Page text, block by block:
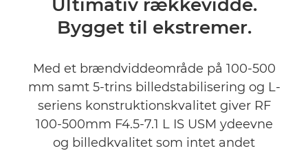
Specifikationer
Galleriet
Anmeldelser
Ultimativ rækkevidde.
Bygget til ekstremer.
Med et brændviddeområde på 100-500
mm samt 5-trins billedstabilisering og L-
seriens konstruktionskvalitet giver RF
100-500mm F4.5-7.1 L IS USM ydeevne
og billedkvalitet som intet andet